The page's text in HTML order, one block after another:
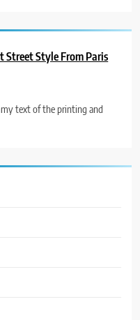
Street Style From Paris
text of the printing and